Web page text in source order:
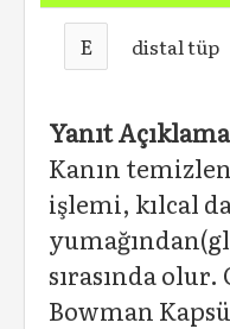
E distal tüp
Yanıt
Kanın
işlemi, kılcal
sırasında
Bowman